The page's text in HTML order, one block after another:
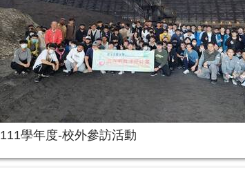
111學年度-校外參訪活動